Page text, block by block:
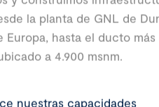
la planta de GNL de
Europa, hasta el ducto
a 4.900 msnm.